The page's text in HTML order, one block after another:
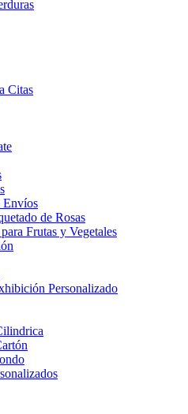
Citas
Envíos
de Rosas
Frutas y Vegetales
Personalizado